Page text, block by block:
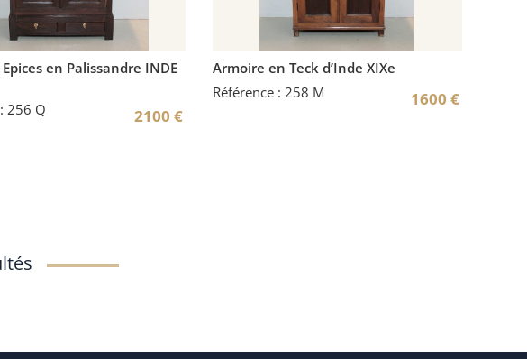
en Palissandre INDE
256 Q
2100 €
Armoire en Teck d’Inde XIXe
Référence : 258 M
1600€